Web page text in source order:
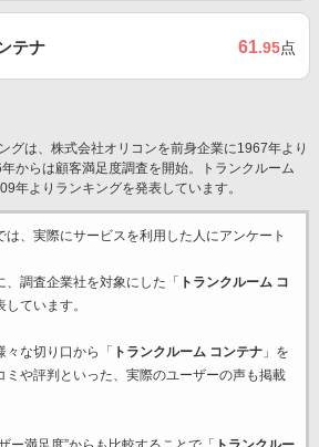
テナ 61.95点
グは、株式会社オリコンを前身企業に1967年より
からは顧客満足度調査を開始。トランクルーム
年よりランキングを発表しています。
は、実際にサービスを利用した 人にアンケート
、調査企業社を対象にした「
トランクルーム コ
ています。
な切り口から「 トランクルーム コンテナ」を
ミや評判といった、実際のユーザーの声も掲載